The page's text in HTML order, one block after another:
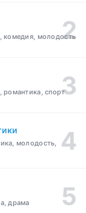
комедия, молодость
спорт
молодость,
драма